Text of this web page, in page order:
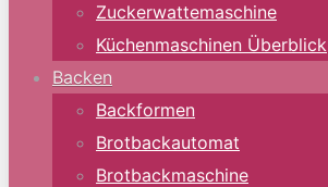
Zuckerwattemaschine
Küchenmaschinen Überblick
Backen
Backformen
Brotbackautomat
Brotbackmaschine